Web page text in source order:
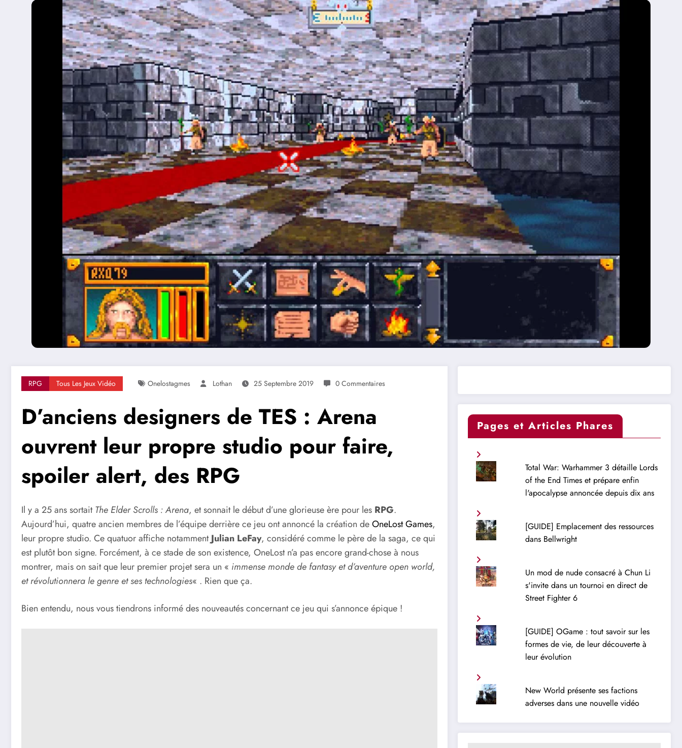
RPG Tous Les Jeux Vidéo Onelostagmes Lothan 25 Septembre 2019 0 Commentaires
D’anciens designers de TES : Arena
ouvrent leur propre studio pour faire,
spoiler alert, des RPG
Il y a 25 ans sortaitThe Elder Scrolls : Arena, et sonnait le début d’une glorieuse ère pour les RPG.
Aujourd’hui, quatre ancien membres de l’équipe derrière ce jeu ont annoncé la création deOneLost Games,
leur propre studio. Ce quatuor affiche notammentJulian LeFay, considéré comme le père de la saga, ce qui
est plutôt bon signe. Forcément, à ce stade de son existence, OneLost n’a pas encore grand-chose à nous
montrer, mais on sait que leur premier projet sera un « immense monde de fantasy et d’aventure open world,
et révolutionnera le genre et ses technologies« . Rien que ça.
Bien entendu, nous vous tiendrons informé des nouveautés concernant ce jeu qui s’annonce épique !
Pages et Articles Phares
Total War: Warhammer 3 détaille Lords
of the End Times et prépare enfin
l'apocalypse annoncée depuis dix ans
[GUIDE] Emplacement des ressources
dans Bellwright
Un mod de nude consacré à Chun Li
s'invite dans un tournoi en direct de
Street Fighter 6
[GUIDE] OGame : tout savoir sur les
formes de vie, de leur découverte à
leur évolution
New World présente ses factions
adverses dans une nouvelle vidéo